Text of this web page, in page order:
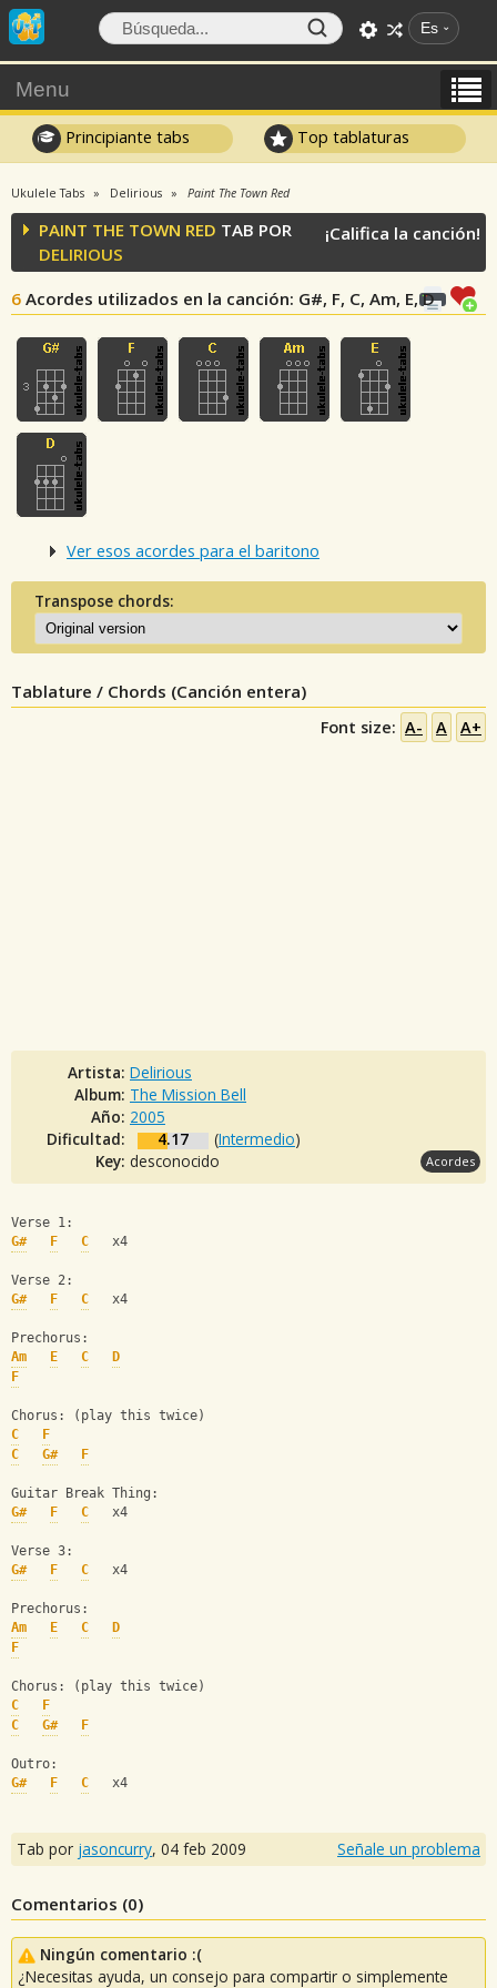
Es
Menu
Principiante tabs Top tablaturas
Ukulele Tabs Delirious Paint The Town Red
PAINT THE TOWN RED TAB POR
DELIRIOUS
6 Acordes utilizados en la canción: G#, F, C, Am, E, D
¡Califica la canción!
Ver esos acordes para el baritono
Transpose chords:
Tablature / Chords (Canción entera)
Font size: A- A A+
Artista: Delirious
Album: The Mission Bell
Año: 2005
Dificultad:
4.17 (Intermedio)
Key: desconocido Acordes
Verse 1:
G#
F C
   x4
Verse 2:
G#
F C
   x4
Prechorus:
Am
E C
D
F
Chorus: (play this twice)
C
F
C
G# F
Guitar Break Thing:
G#
F C
   x4
Verse 3:
G#
F C
   x4
Prechorus:
Am
E C
D
F
Chorus: (play this twice)
C
F
C
G# F
Outro:
G#
F C
   x4
Tab por jasoncurry, 04 feb 2009 Señale un problema
Comentarios (0)
Ningún comentario :(
¿Necesitas ayuda, un consejo para compartir o simplemente